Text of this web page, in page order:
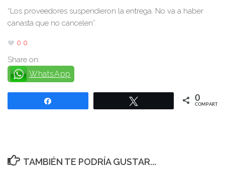
“Los proveedores suspendieron la entrega. No va a haber
canasta que no cancelen”.
0 0
Share on:
WhatsApp
0
COMPARTIR
TAMBIÉN TE PODRÍA GUSTAR...